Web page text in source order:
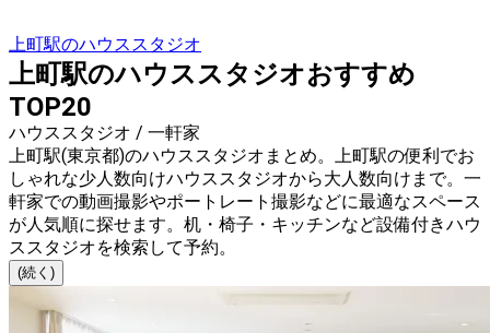
上町駅のハウススタジオ
上町駅のハウススタジオおすすめ
TOP20
ハウススタジオ / 一軒家
上町駅(東京都)のハウススタジオまとめ。上町駅の便利でお
しゃれな少人数向けハウススタジオから大人数向けまで。一
軒家での動画撮影やポートレート撮影などに最適なスペース
が人気順に探せます。机・椅子・キッチンなど設備付きハウ
ススタジオを検索して予約。
(続く)